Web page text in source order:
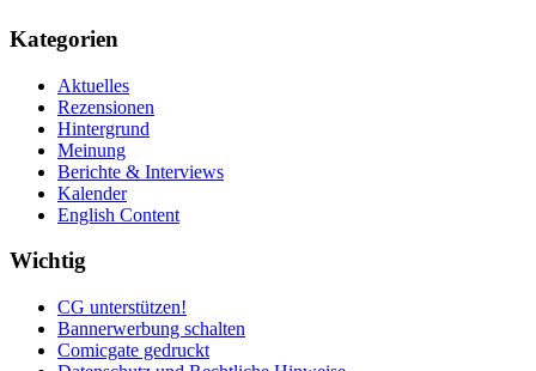
Kategorien
Aktuelles
Rezensionen
Hintergrund
Meinung
Berichte & Interviews
Kalender
English Content
Wichtig
CG unterstützen!
Bannerwerbung schalten
Comicgate gedruckt